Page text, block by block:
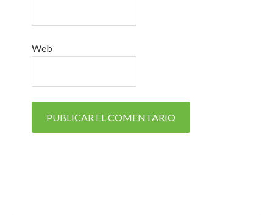
Web